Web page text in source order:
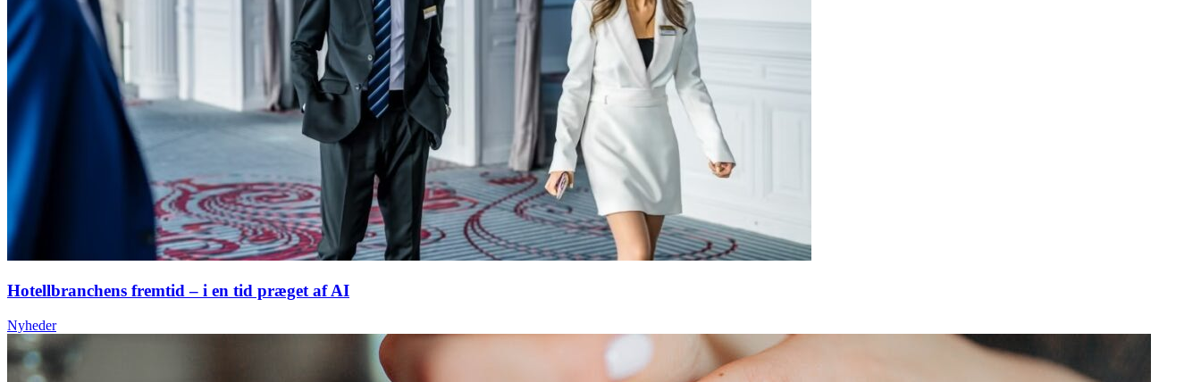
Hotellbranchens fremtid – i en tid præget af AI
Nyheder